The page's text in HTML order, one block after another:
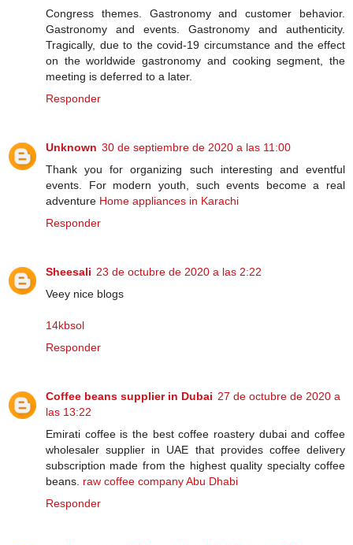
Congress themes. Gastronomy and customer behavior.
Gastronomy and events. Gastronomy and authenticity.
Tragically, due to the covid-19 circumstance and the effect
on the worldwide gastronomy and cooking segment, the
meeting is deferred to a later.
Responder
Unknown 30 de septiembre de 2020 a las 11:00
Thank you for organizing such interesting and eventful
events. For modern youth, such events become a real
adventure Home appliances in Karachi
Responder
Sheesali 23 de octubre de 2020 a las 2:22
Veey nice blogs
14kbsol
Responder
Coffee beans supplier in Dubai 27 de octubre de 2020 a
las 13:22
Emirati coffee is the best coffee roastery dubai and coffee
wholesaler supplier in UAE that provides coffee delivery
subscription made from the highest quality specialty coffee
beans. raw coffee company Abu Dhabi
Responder